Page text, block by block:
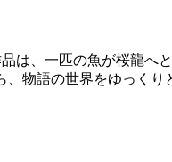
は、一匹の魚が桜龍へ
、物語の世界をゆっくり